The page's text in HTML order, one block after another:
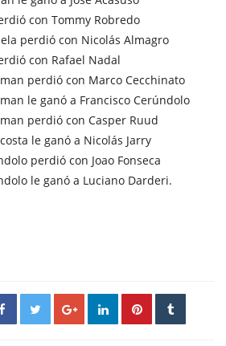
con Tommy Robredo
perdió con Nicolás Almagro
con Rafael Nadal
perdió con Marco Cecchinato
le ganó a Francisco Cerúndolo
perdió con Casper Ruud
le ganó a Nicolás Jarry
perdió con Joao Fonseca
le ganó a Luciano Darderi.